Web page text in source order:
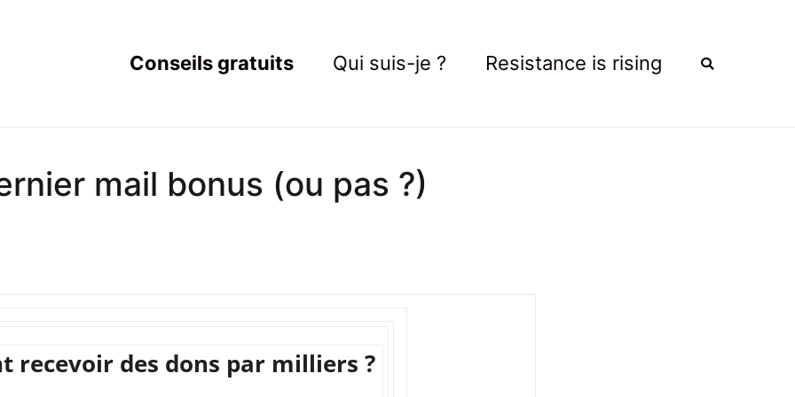
du marketing au service des Nouveaux Robins des Bois
Conseils gratuits Qui suis-je ? Resistance is rising
mail bonus (ou pas ?)
recevoir des dons par milliers ?